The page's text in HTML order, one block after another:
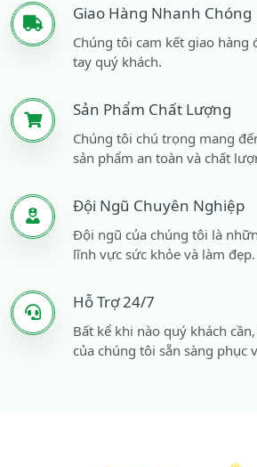
Giao Hàng Nhanh Chóng
Chúng tôi cam kết giao hàng
tay quý khách.
Sản Phẩm Chất Lượng
Chúng tôi chú trọng mang
sản phẩm an toàn và chất
Đội Ngũ Chuyên Nghiệp
Đội ngũ của chúng tôi là
lĩnh vực sức khỏe và làm đẹp.
Hỗ Trợ 24/7
Bất kể khi nào quý khách
của chúng tôi sẵn sàng phục